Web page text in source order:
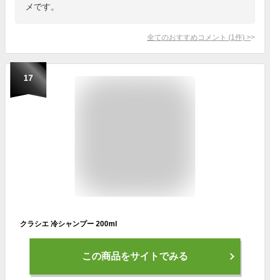
メです。
全てのおすすめコメント (1 件) >
17
クラシエ 冷シャンプー 200ml
この商品をサイトでみる